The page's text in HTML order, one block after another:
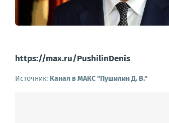
https://max.ru/PushilinDenis
Источник: Канал в МАКС "Пушилин Д. В."